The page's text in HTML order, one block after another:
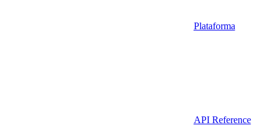
Plataforma
API Reference